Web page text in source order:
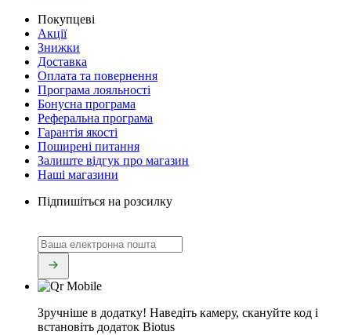
Покупцеві
Акції
Знижки
Доставка
Оплата та повернення
Програма лояльності
Бонусна програма
Реферальна програма
Гарантія якості
Поширені питання
Залиште відгук про магазин
Наші магазини
Підпишіться на розсилку
Зручніше в додатку! Наведіть камеру, скануйте код і
встановіть додаток Biotus